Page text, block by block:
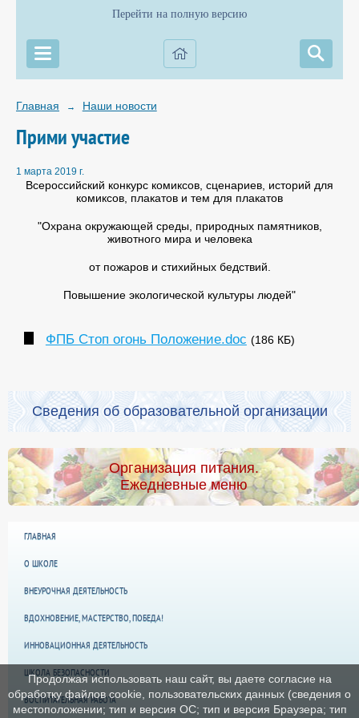
Перейти на полную версию
Главная → Наши новости
Прими участие
1 марта 2019 г.
Всероссийский конкурс комиксов, сценариев, историй для
комиксов, плакатов и тем для плакатов
"Охрана окружающей среды, природных памятников,
животного мира и человека
от пожаров и стихийных бедствий.
Повышение экологической культуры людей"
ФПБ Стоп огонь Положение.doc (186 КБ)
Сведения об образовательной организации
Организация питания.
Ежедневные меню
ГЛАВНАЯ
О ШКОЛЕ
ВНЕУРОЧНАЯ ДЕЯТЕЛЬНОСТЬ
ВДОХНОВЕНИЕ, МАСТЕРСТВО, ПОБЕДА!
ИННОВАЦИОННАЯ ДЕЯТЕЛЬНОСТЬ
ШКОЛА БЕЗОПАСНОСТИ
ВОСПИТАТЕЛЬНАЯ РАБОТА
Продолжая использовать наш сайт, вы даете согласие на
обработку файлов cookie, пользовательских данных (сведения о
местоположении; тип и версия ОС; тип и версия Браузера; тип